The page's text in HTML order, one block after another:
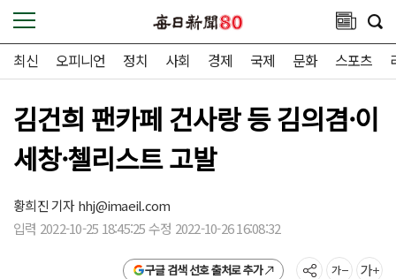
최신 오피니언 정치 사회 경제 국제 문화 스포츠
김건희 팬카페 건사랑 등 김의겸·이
세창·첼리스트 고발
황희진 기자hhj@imaeil.com
입력 2022-10-25 18:45:25 수정 2022-10-26 16:08:32
구글 검색 선호 출처로 추가